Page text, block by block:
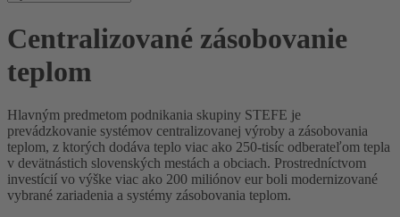
Centralizované zásobovanie
teplom
Hlavným predmetom podnikania skupiny STEFE je
prevádzkovanie systémov centralizovanej výroby a zásobovania
teplom, z ktorých dodáva teplo viac ako 250-tisíc odberateľom tepla
v devätnástich slovenských mestách a obciach. Prostredníctvom
investícií vo výške viac ako 200 miliónov eur boli modernizované
vybrané zariadenia a systémy zásobovania teplom.